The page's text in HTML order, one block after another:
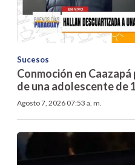
Sucesos
Conmoción en
de una adolescente de
Agosto 7, 2026 07:53 a. m.